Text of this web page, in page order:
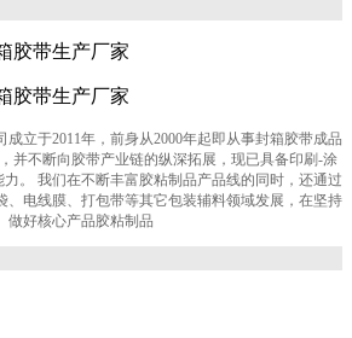
胶带生产厂家
胶带生产厂家
立于2011年，前身从2000年起即从事封箱胶带成品
并不断向胶带产业链的纵深拓展，现已具备印刷-涂
。 我们在不断丰富胶粘制品产品线的同时，还通过
、电线膜、打包带等其它包装辅料领域发展，在坚持
做好核心产品胶粘制品